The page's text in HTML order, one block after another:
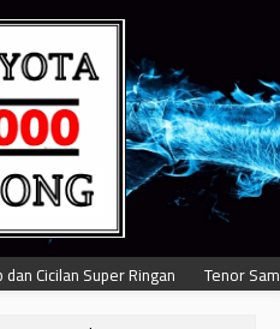
Cicilan Super Ringan Tenor